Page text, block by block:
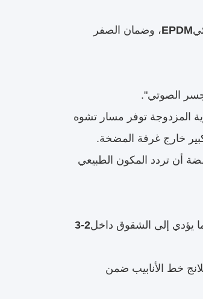
EPDM، وضمان الصفر
الصوتي".
المزدوجة توفر مسار تشوه
خارج غرفة المضخة.
أن تردد المكون الطبيعي
يؤدي إلى الشقوق داخل
2-3
خط الأنابيب ضمن